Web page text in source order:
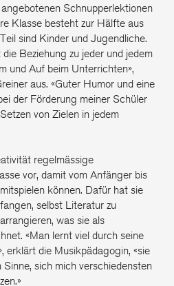
Schnupperlektionen
Klasse besteht zur Hälfte aus
sind Kinder und Jugendliche.
Beziehung zu jeder und jedem
und Auf beim Unterrichten»,
aus. «Guter Humor und eine
der Förderung meiner Schüler
von Zielen in jedem
regelmässige
vor, damit vom Anfänger bis
können. Dafür hat sie
selbst Literatur zu
was sie als
«Man lernt viel durch seine
erklärt die Musikpädagogin, «sie
sich mich verschiedensten